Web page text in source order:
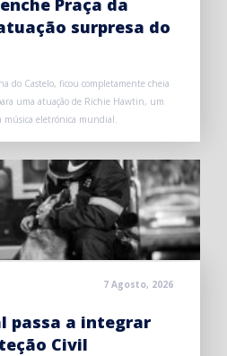
surpresa do
do Castelo, ficou completamente cheia
uma atuação de Richie Hawtin, um
eletrónica mundial.
7 Agosto, 2026
passa a integrar
Civil